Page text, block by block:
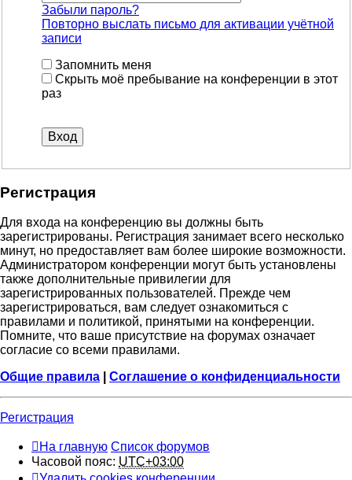
Забыли пароль?
Повторно выслать письмо для активации учётной
записи
Запомнить меня
Скрыть моё пребывание на конференции в этот
раз
Регистрация
Для входа на конференцию вы должны быть
зарегистрированы. Регистрация занимает всего несколько
минут, но предоставляет вам более широкие возможности.
Администратором конференции могут быть установлены
также дополнительные привилегии для
зарегистрированных пользователей. Прежде чем
зарегистрироваться, вам следует ознакомиться с
правилами и политикой, принятыми на конференции.
Помните, что ваше присутствие на форумах означает
согласие со всеми правилами.
Общие правила
Соглашение о конфиденциальности
Регистрация
На главную Список форумов
Часовой пояс: UTC+03:00